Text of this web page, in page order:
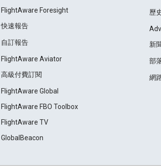
FlightAware Foresight
快速報告
自訂報告
FlightAware Aviator
高級付費訂閱
FlightAware Global
FlightAware FBO Toolbox
FlightAware TV
GlobalBeacon
歷
新
部
網